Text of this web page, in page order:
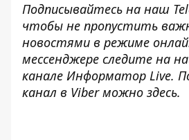
Подписывайтесь на наш
чтобы не пропустить
новостями в режиме
мессенджере следите на
канале Информатор Live.
канал в Viber можно здесь.